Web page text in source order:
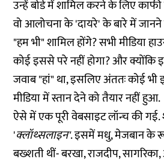
उन्हें बोर्ड में शामिल करने के लिए
वो आलोचना के 'दायरे' के बारे में
"हम भी" शामिल होंगे? सभी मीडिया
कोई इससे परे नहीं होगा? और क्योंकि
जवाब "हां" था, इसलिए अंततः कोई
मीडिया में स्तान देने को तैयार नहीं हुआ.
ऐसे में एक पूरी वेबसाइट लॉन्च की गई.
'क्लॉथ्सलाइन'. इसमें मधु, मेजबान के
बख्शती थीं- बरखा, राजदीप,